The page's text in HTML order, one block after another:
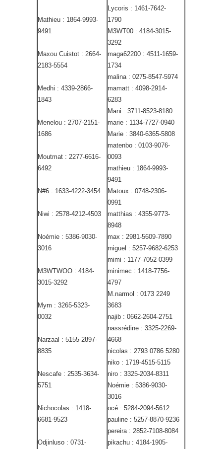
Mathieu : 1864-9993-
9491
Maxou Cuistot : 2664-
2183-5554
Medhi : 4339-2866-
1843
Menelou : 2707-2151-
1686
Moutmat : 2277-6616-
6492
N#6 : 1633-4222-3454
Niwi : 2578-4212-4503
Noémie : 5386-9030-
3016
M3WTWOO : 4184-
3015-3292
Mym : 3265-5323-
0032
Narzaal : 5155-2897-
8835
Nescafe : 2535-3634-
5751
Nichocolas : 1418-
6681-9523
Odjinluso : 0731-
Lycoris : 1461-7642-
1790
M3WT00 : 4184-3015-
3292
maga62200 : 4511-1659-
1734
malina : 0275-8547-5974
mamatt : 4098-2914-
6283
Mani : 3711-8523-8180
marie : 1134-7727-0940
Marie : 3840-6365-5808
matenbo : 0103-9076-
0093
mathieu : 1864-9993-
9491
Matoux : 0748-2306-
0991
matthias : 4355-9773-
8948
max : 2981-5609-7890
miguel : 5257-9682-6253
mimi : 1177-7052-0399
minimec : 1418-7756-
4797
M.narmol : 0173 2249
3683
najib : 0662-2604-2751
nassrédine : 3325-2269-
4668
nicolas : 2793 0786 5280
niko : 1719-4515-5115
niro : 3325-2034-8311
Noémie : 5386-9030-
3016
océ : 5284-2094-5612
pauline : 5257-8870-9236
pereira : 2852-7108-8084
pikachu : 4184-1905-